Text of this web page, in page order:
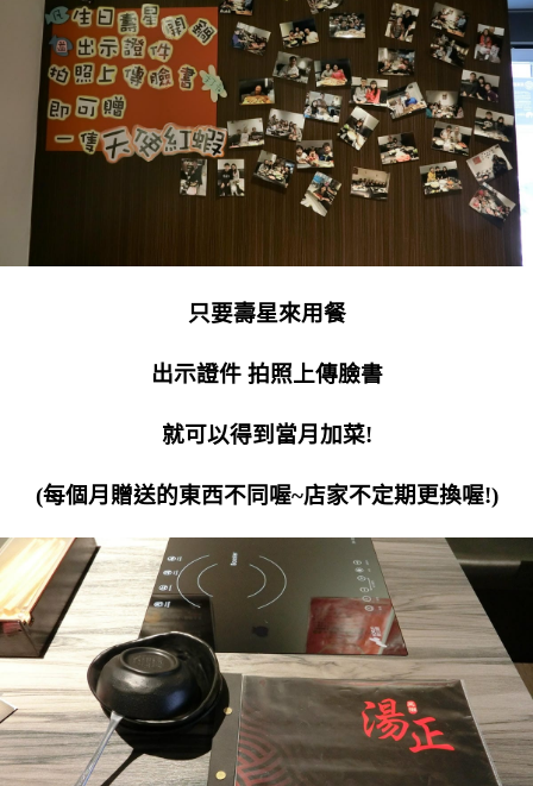
只要壽星來用餐
出示證件 拍照上傳臉書
就可以得到當月加菜!
(每個月贈送的東西不同喔~店家不定期更換喔!)